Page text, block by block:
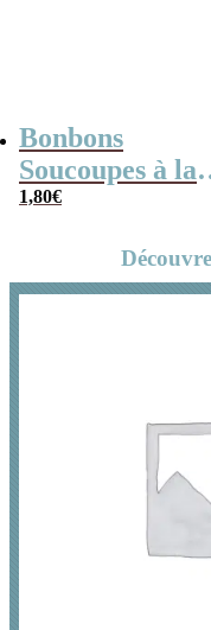
Bonbons
Soucoupes à la
poudre (x20)
1,80€